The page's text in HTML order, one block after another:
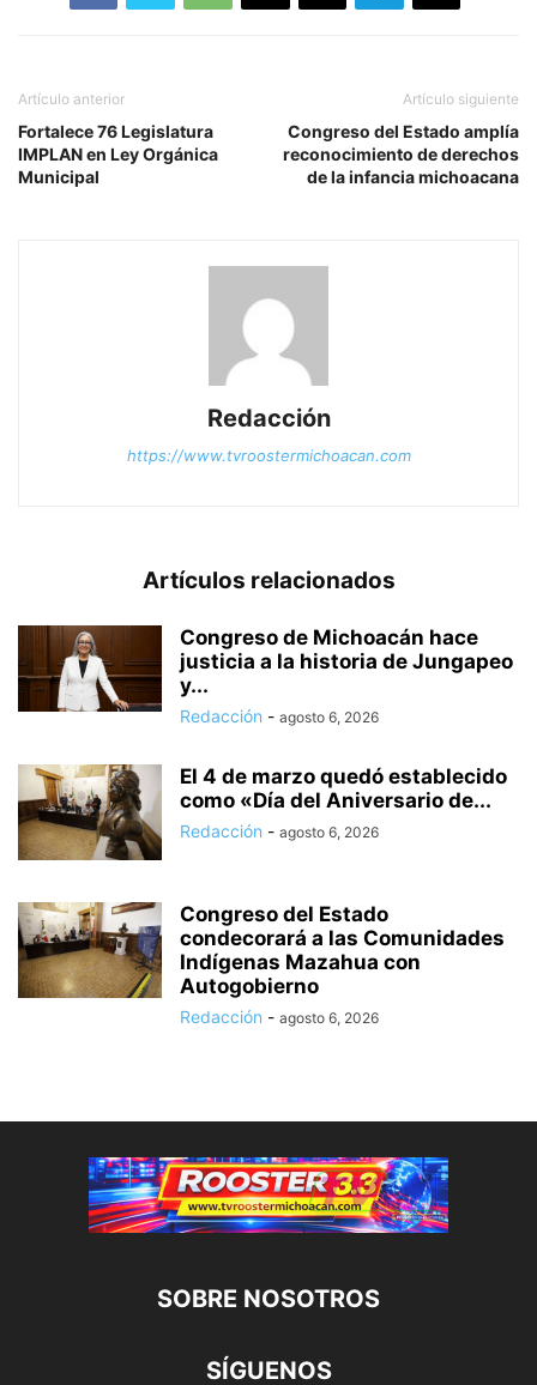
Artículo anterior
Fortalece 76 Legislatura
IMPLAN en Ley Orgánica
Municipal
Artículo siguiente
Congreso del Estado amplía
reconocimiento de derechos
de la infancia michoacana
Redacción
https://www.tvroostermichoacan.com
Artículos relacionados
Congreso de Michoacán hace
justicia a la historia de Jungapeo
y...
Redacción - agosto 6, 2026
El 4 de marzo quedó establecido
como «Día del Aniversario de...
Redacción - agosto 6, 2026
Congreso del Estado
condecorará a las Comunidades
Indígenas Mazahua con
Autogobierno
Redacción - agosto 6, 2026
SOBRE NOSOTROS
SÍGUENOS